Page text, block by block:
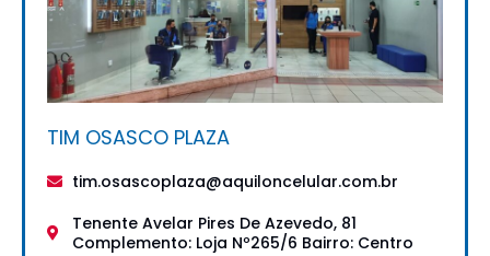
TIM OSASCO PLAZA
tim.osascoplaza@aquiloncelular.com.br
Tenente Avelar Pires De Azevedo, 81
Complemento: Loja Nº265/6 Bairro: Centro